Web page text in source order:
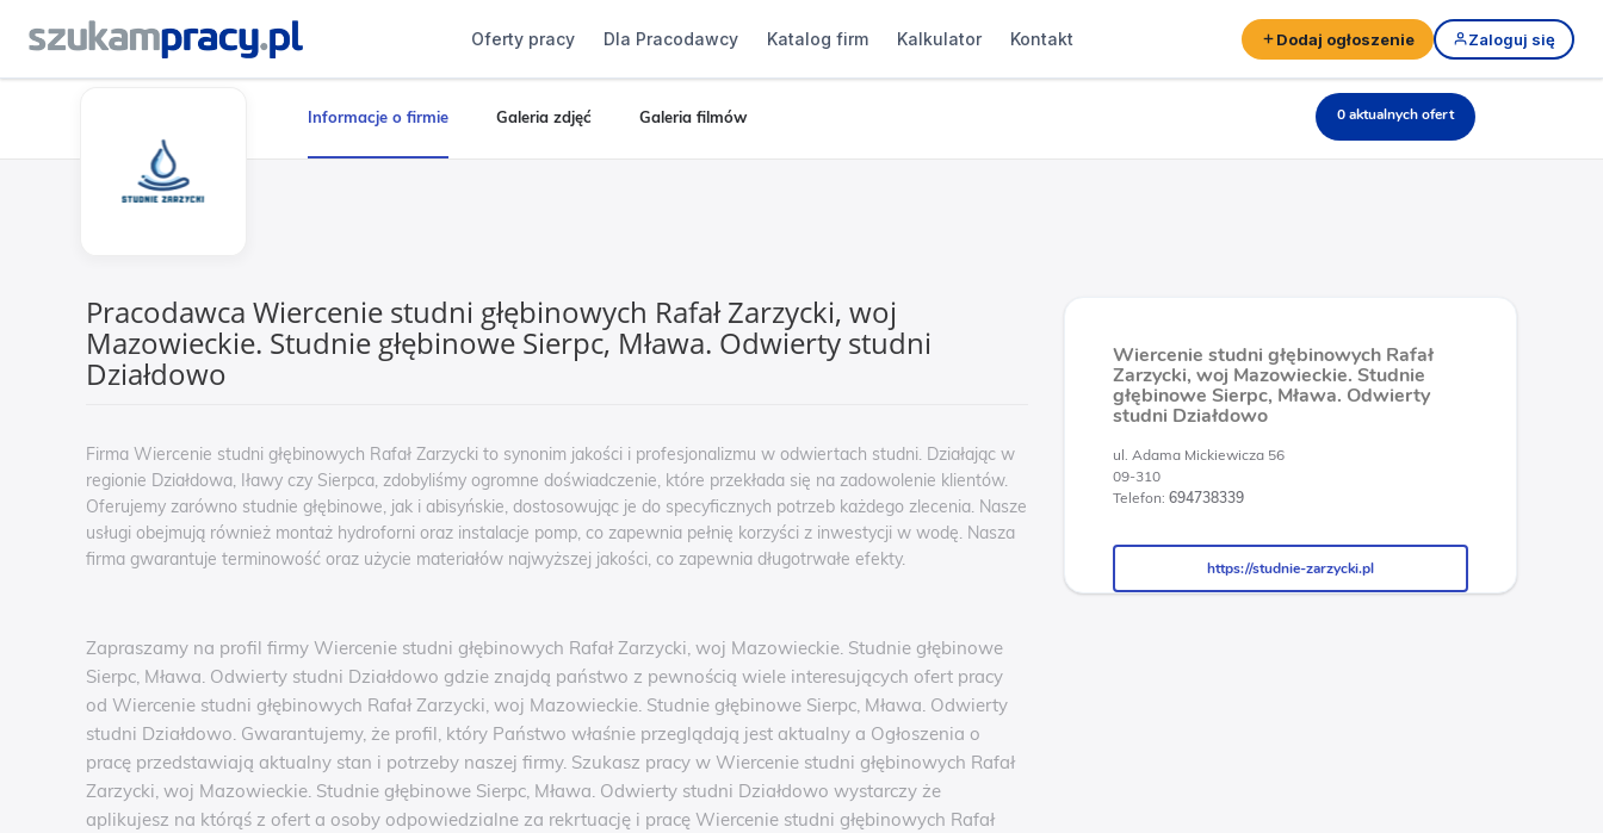
Oferty pracy Dla Pracodawcy Katalog firm Kalkulator Kontakt Dodaj ogłoszenie Zaloguj się
Informacje o firmie Galeria zdjęć Galeria filmów 0 aktualnych ofert
Pracodawca Wiercenie studni głębinowych Rafał Zarzycki, woj
Mazowieckie. Studnie głębinowe Sierpc, Mława. Odwierty studni
Działdowo
Firma Wiercenie studni głębinowych Rafał Zarzycki to synonim jakości i profesjonalizmu w odwiertach studni. Działając w
regionie Działdowa, Iławy czy Sierpca, zdobyliśmy ogromne doświadczenie, które przekłada się na zadowolenie klientów.
Oferujemy zarówno studnie głębinowe, jak i abisyńskie, dostosowując je do specyficznych potrzeb każdego zlecenia. Nasze
usługi obejmują również montaż hydroforni oraz instalacje pomp, co zapewnia pełnię korzyści z inwestycji w wodę. Nasza
firma gwarantuje terminowość oraz użycie materiałów najwyższej jakości, co zapewnia długotrwałe efekty.
Zapraszamy na profil firmy Wiercenie studni głębinowych Rafał Zarzycki, woj Mazowieckie. Studnie głębinowe
Sierpc, Mława. Odwierty studni Działdowo gdzie znajdą państwo z pewnością wiele interesujących ofert pracy
od Wiercenie studni głębinowych Rafał Zarzycki, woj Mazowieckie. Studnie głębinowe Sierpc, Mława. Odwierty
studni Działdowo. Gwarantujemy, że profil, który Państwo właśnie przeglądają jest aktualny a Ogłoszenia o
pracę przedstawiają aktualny stan i potrzeby naszej firmy. Szukasz pracy w Wiercenie studni głębinowych Rafał
Zarzycki, woj Mazowieckie. Studnie głębinowe Sierpc, Mława. Odwierty studni Działdowo wystarczy że
aplikujesz na którąś z ofert a osoby odpowiedzialne za rekrtuację i pracę Wiercenie studni głębinowych Rafał
Wiercenie studni głębinowych Rafał
Zarzycki, woj Mazowieckie. Studnie
głębinowe Sierpc, Mława. Odwierty
studni Działdowo
ul. Adama Mickiewicza 56
09-310
Telefon: 694738339
https://studnie-zarzycki.pl
https://studnie-zarzycki.pl